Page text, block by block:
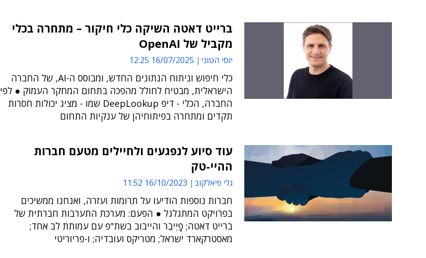
ברייט דאטה השיקה כלי חיקור – מתחרה בכלי
מקביל של OpenAI
יוסי הטוני 16/07/2025 12:25
כלי חיפוש וניתוח הנתונים החדש, ומבוסס ה-AI, של החברה
הישראלית, מבטיח לחולל מהפכה בתחום המחקר העמוק ● לפי
החברה, הכלי - דיפ DeepLookup שמו - מציג יכולות חסרות
תקדים ומתחרה בפיתוחיהן של ענקיות התחום
עוד סיוע לנפגעים ולחיילים מטעם חברות
ההיי-טק
גלי פיאלקוב 16/10/2023 11:52
חברות נוספות הודיעו על תרומות ועזרה, ואנחנו ממשיכים
בפרויקט המתגלגל ● הפעם: מערכת התערבות חברתית של
ברייט דאטה; פָיְיבֶר והייבוב בשת"פ עם עמותת לב אחד;
מאסטרקארד ישראל; מטריקס ועובדיה; ו-פריוריטי